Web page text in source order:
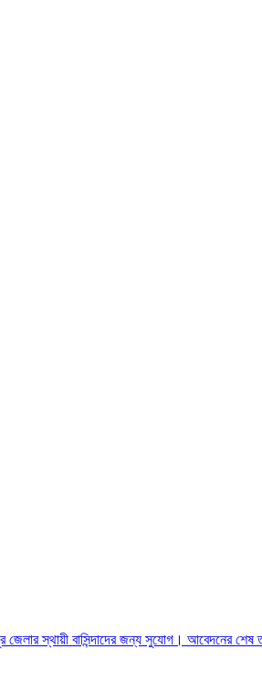
জেলার স্থায়ী বাসিন্দাদের জন্য সুযোগ। আবেদনের